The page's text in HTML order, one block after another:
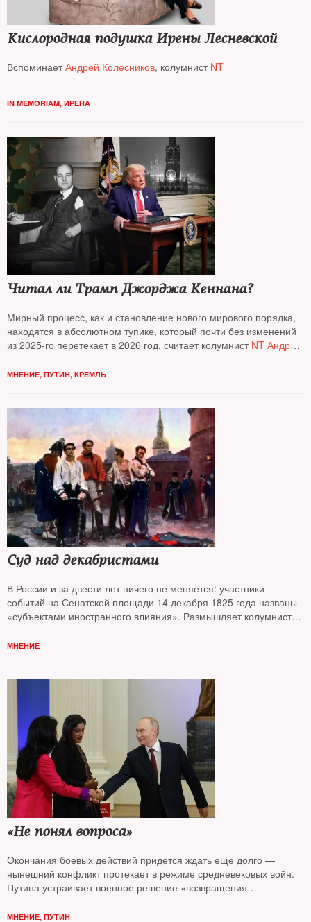
Кислородная подушка Ирены Лесневской
ВспоминаетАндрей Колесников, колумнист NT
IN MEMORIAM, ИРЕНА
Читал ли Трамп Джорджа Кеннана?
Мирный процесс, как и становление нового мирового порядка,
находятся в абсолютном тупике, который почти без изменений
из 2025-го перетекает в 2026 год, считает колумнистNT Андрей
МНЕНИЕ, ПУТИН, КРЕМЛЬ
Суд над декабристами
В России и за двести лет ничего не меняется: участники
событий на Сенатской площади 14 декабря 1825 года названы
«субъектами иностранного влияния». Размышляет колумнист
МНЕНИЕ
«Не понял вопроса»
Окончания боевых действий придется ждать еще долго —
нынешний конфликт протекает в режиме средневековых войн.
Путина устраивает военное решение «возвращения
колумнистNT Андрей Колесников*
МНЕНИЕ, ПУТИН